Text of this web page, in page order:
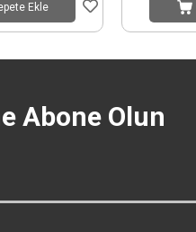
Ekle
Abone Olun